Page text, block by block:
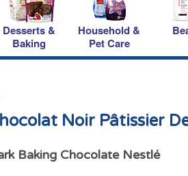
Desserts &
Baking
Household &
Pet Care
Noir Pâtissier
Baking Chocolate Nestlé